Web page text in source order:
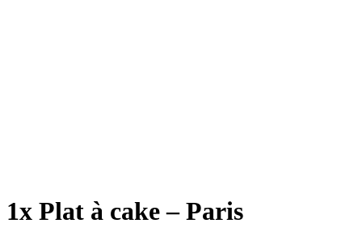
1x Plat à cake – Paris